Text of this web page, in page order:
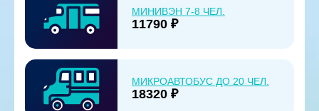
МИНИВЭН 7-8 ЧЕЛ.
11790 ₽
МИКРОАВТОБУС ДО 20 ЧЕЛ.
18320 ₽